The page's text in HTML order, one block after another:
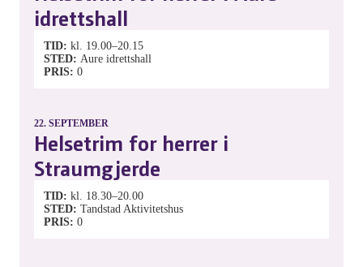
idrettshall
TID kl. 19.00–20.15
STED Aure idrettshall
PRIS 0
22. SEPTEMBER
Helsetrim for herrer i
Straumgjerde
TID kl. 18.30–20.00
STED Tandstad Aktivitetshus
PRIS 0